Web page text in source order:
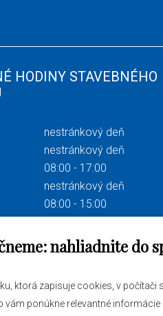
nahliadnite do
ktorá zapisuje cookies, v
vám ponúkne relevantné
HODINY STAVEBNÉHO
nestránkový deň
nestránkový deň
08:00 - 17:00
nestránkový deň
08:00 - 15:00